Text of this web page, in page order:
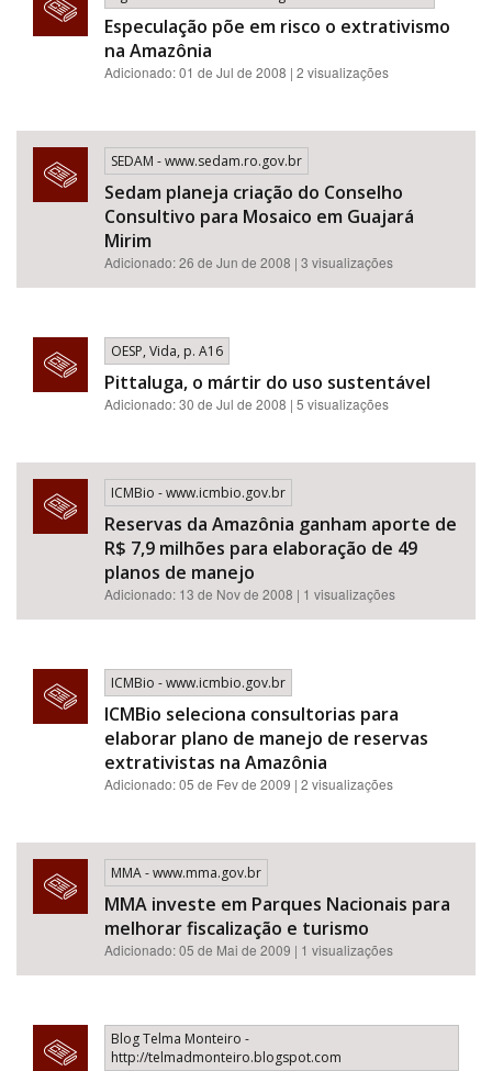
Especulação põe em risco o extrativismo
na Amazônia
Adicionado: 01 de Jul de 2008 | 2 visualizações
SEDAM - www.sedam.ro.gov.br
Sedam planeja criação do Conselho
Consultivo para Mosaico em Guajará
Mirim
Adicionado: 26 de Jun de 2008 | 3 visualizações
OESP, Vida, p. A16
Pittaluga, o mártir do uso sustentável
Adicionado: 30 de Jul de 2008 | 5 visualizações
ICMBio - www.icmbio.gov.br
Reservas da Amazônia ganham aporte de
R$ 7,9 milhões para elaboração de 49
planos de manejo
Adicionado: 13 de Nov de 2008 | 1 visualizações
ICMBio - www.icmbio.gov.br
ICMBio seleciona consultorias para
elaborar plano de manejo de reservas
extrativistas na Amazônia
Adicionado: 05 de Fev de 2009 | 2 visualizações
MMA - www.mma.gov.br
MMA investe em Parques Nacionais para
melhorar fiscalização e turismo
Adicionado: 05 de Mai de 2009 | 1 visualizações
Blog Telma Monteiro -
http://telmadmonteiro.blogspot.com